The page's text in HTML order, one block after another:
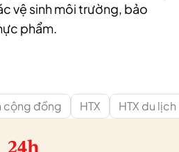
vệ sinh môi trường, bảo
phẩm.
cộng đồng HTX HTX du